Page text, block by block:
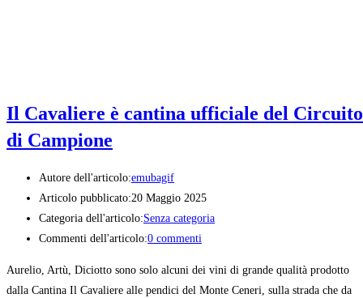
Il Cavaliere è cantina ufficiale del Circuito
di Campione
Autore dell'articolo:emubagif
Articolo pubblicato:20 Maggio 2025
Categoria dell'articolo:Senza categoria
Commenti dell'articolo:0 commenti
Aurelio, Artù, Diciotto sono solo alcuni dei vini di grande qualità prodotto
dalla Cantina Il Cavaliere alle pendici del Monte Ceneri, sulla strada che da